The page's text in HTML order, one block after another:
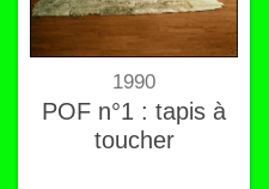
1990
POF n°1 : tapis à
toucher